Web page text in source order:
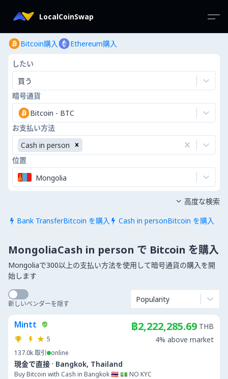
LocalCoinSwap
Bitcoin購入 Ethereum購入
したい
買う
暗号通貨
Bitcoin - BTC
お支払い方法
Cash in person
位置
Mongolia
 Bank TransferBitcoin を購入  Cash in personBitcoin を購入
 高度な検索
MongoliaCash in person で Bitcoin を購入
Mongoliaで300以上の支払い方法を使用して暗号通貨の購入を開
始します
新しいベンダーを隠す Popularity
Mintt
5
137.0k取引 online
現金で直接 · Bangkok, Thailand
Buy Bitcoin with Cash in Bangkok 🇹🇭 💵 NO KYC
฿2,222,285.69 THB
4% above market